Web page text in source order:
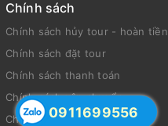
Chính sách
Chính sách hủy tour - hoàn tiền
Chính sách đặt tour
Chính sách thanh toán
Chính sách vận chuyển
Chính sách bảo mật
0911699556